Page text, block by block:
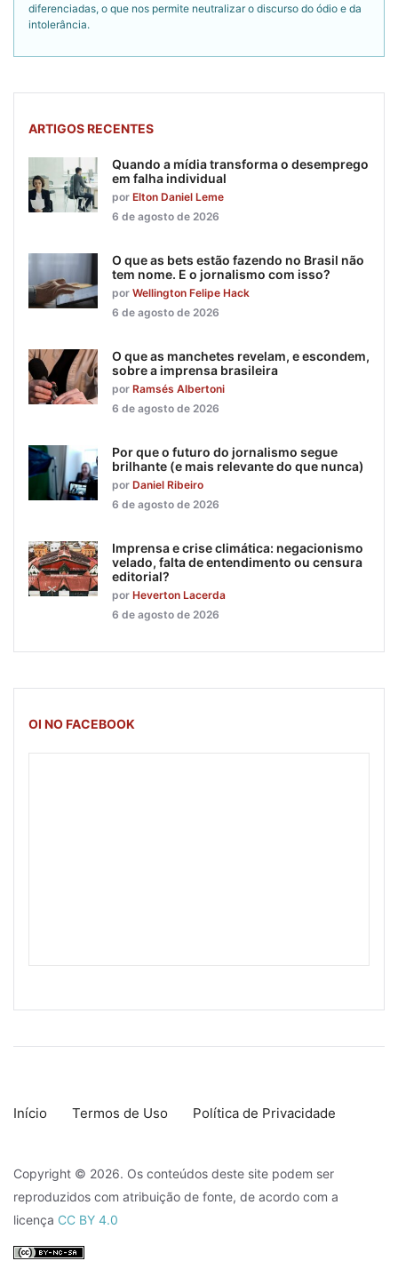
diferenciadas, o que nos permite neutralizar o discurso do ódio e da
intolerância.
ARTIGOS RECENTES
Quando a mídia transforma o desemprego
em falha individual
por Elton Daniel Leme
6 de agosto de 2026
O que as bets estão fazendo no Brasil não
tem nome. E o jornalismo com isso?
por Wellington Felipe Hack
6 de agosto de 2026
O que as manchetes revelam, e escondem,
sobre a imprensa brasileira
por Ramsés Albertoni
6 de agosto de 2026
Por que o futuro do jornalismo segue
brilhante (e mais relevante do que nunca)
por Daniel Ribeiro
6 de agosto de 2026
Imprensa e crise climática: negacionismo
velado, falta de entendimento ou censura
editorial?
por Heverton Lacerda
6 de agosto de 2026
OI NO FACEBOOK
Início Termos de Uso Política de Privacidade
Copyright © 2026. Os conteúdos deste site podem ser
reproduzidos com atribuição de fonte, de acordo com a
licença CC BY 4.0